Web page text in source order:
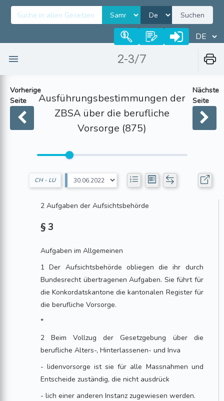
Suchen
2-3/7
Vorherige
Seite
Ausführungsbestimmungen der
ZBSA über die berufliche
Vorsorge (875)
Nächste
Seite
CH - LU
2 Aufgaben der Aufsichtsbehörde
§ 3
Aufgaben im Allgemeinen
1 Der Aufsichtsbehörde obliegen die ihr durch
Bundesrecht übertragenen Aufgaben. Sie führt für
die Konkordatskantone die kantonalen Register für
die berufliche Vorsorge.
*
2 Beim Vollzug der Gesetzgebung über die
berufliche Alters-, Hinterlassenen- und Inva
- lidenvorsorge ist sie für alle Massnahmen und
Entscheide zuständig, die nicht ausdrück
- lich einer anderen Instanz zugewiesen werden.